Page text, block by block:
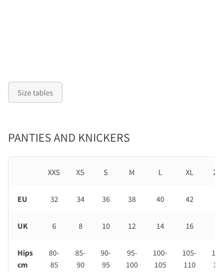
Size tables
PANTIES AND KNICKERS
XXS XS S M L XL
EU 32 34 36 38 40 42
UK 6 8 10 12 14 16
Hips
cm
80-
85
85-
90
90-
95
95-
100
100-
105
105-
110